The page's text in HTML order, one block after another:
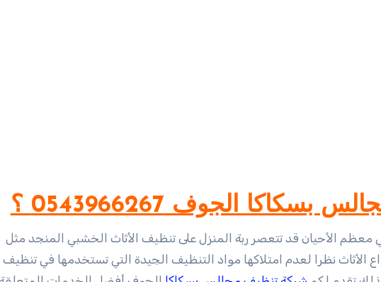
الجوف 0543966267 ؟
معظم الأحيان قد تتعصر ربة المنزل على تنظيف الأثاث الخشبي المنجد مثل
الأثاث نظرا لعدم امتلاكها مواد التنظيف الجيدة التي تستخدمها في تنظيف